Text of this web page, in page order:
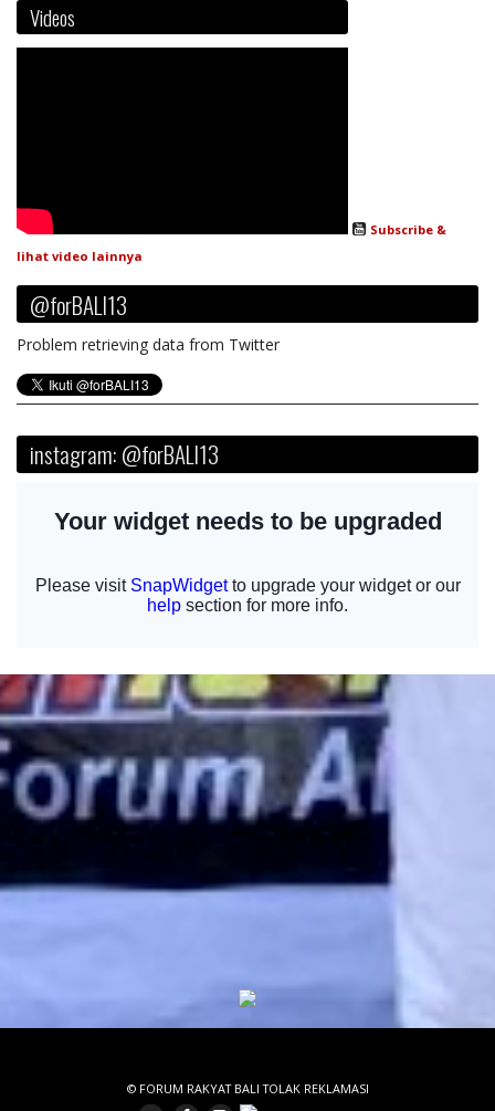
Videos
Subscribe &
lihat video lainnya
@forBALI13
Problem retrieving data from Twitter
instagram: @forBALI13
© FORUM RAKYAT BALI TOLAK REKLAMASI